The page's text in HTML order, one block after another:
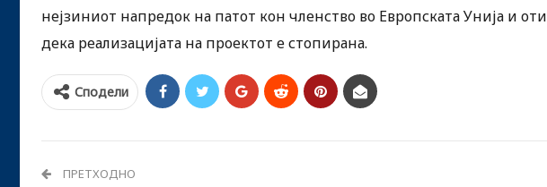
нејзиниот напредок на патот кон членство во Европската Унија и
дека реализацијата на проектот е стопирана.
Сподели
ПРЕТХОДНО